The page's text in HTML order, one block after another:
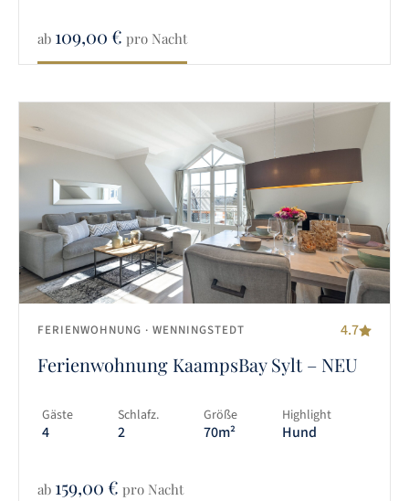
ab 109,00€ pro Nacht
FERIENWOHNUNG · WENNINGSTEDT 4.7
Ferienwohnung KaampsBay Sylt – NEU
Gäste
4
Schlafz.
2
Größe
70m²
Highlight
Hund
ab 159,00€ pro Nacht